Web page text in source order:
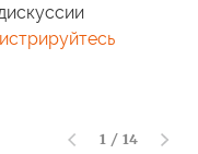
1 / 14